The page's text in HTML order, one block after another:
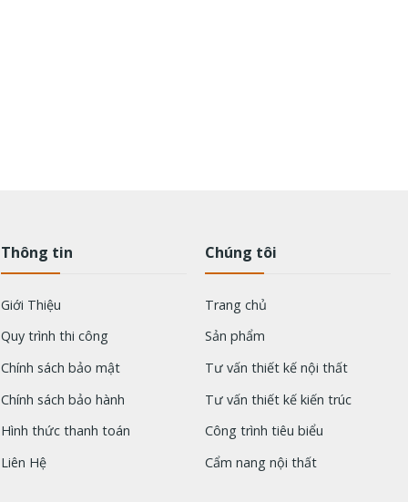
Thông tin
Giới Thiệu
Quy trình thi công
Chính sách bảo mật
Chính sách bảo hành
Hình thức thanh toán
Liên Hệ
Chúng tôi
Trang chủ
Sản phẩm
Tư vấn thiết kế nội thất
Tư vấn thiết kế kiến trúc
Công trình tiêu biểu
Cẩm nang nội thất